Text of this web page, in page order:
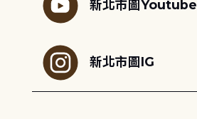
新北市圖Youtube
新北市圖IG